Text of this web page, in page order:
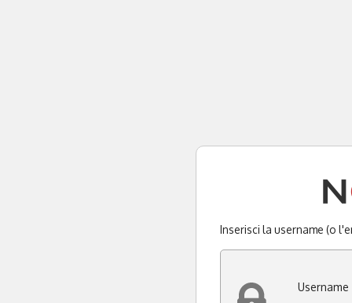
Inserisci la username (o
Username